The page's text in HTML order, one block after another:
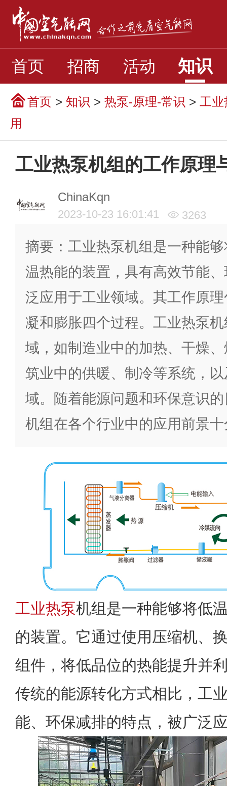
首页 招商 活动 知识
首页 > 知识 > 热泵-原理-常识 > 工业
用
工业热泵机组的工作原理
ChinaKqn
2023-10-23 16:01:41 3263
摘要：工业热泵机组是一种能
温热能的装置，具有高效节能
泛应用于工业领域。其工作原
凝和膨胀四个过程。工业热泵
域，如制造业中的加热、干燥
筑业中的供暖、制冷等系统，
域。随着能源问题和环保意识
机组在各个行业中的应用前景
工业热泵机组是一种能够将低
的装置。它通过使用压缩机、
组件，将低品位的热能提升并
传统的能源转化方式相比，工
能、环保减排的特点，被广泛